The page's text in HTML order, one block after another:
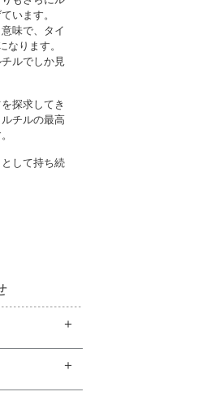
います。
味で、タイ
なります。
ルでしか見
探求してき
チルの最高
して持ち続